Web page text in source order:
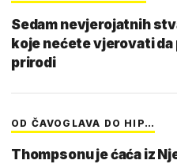
Sedam nevjerojatnih
koje nećete vjerovati da
prirodi
OD ČAVOGLAVA DO HIP…
Thompsonu je ćaća iz